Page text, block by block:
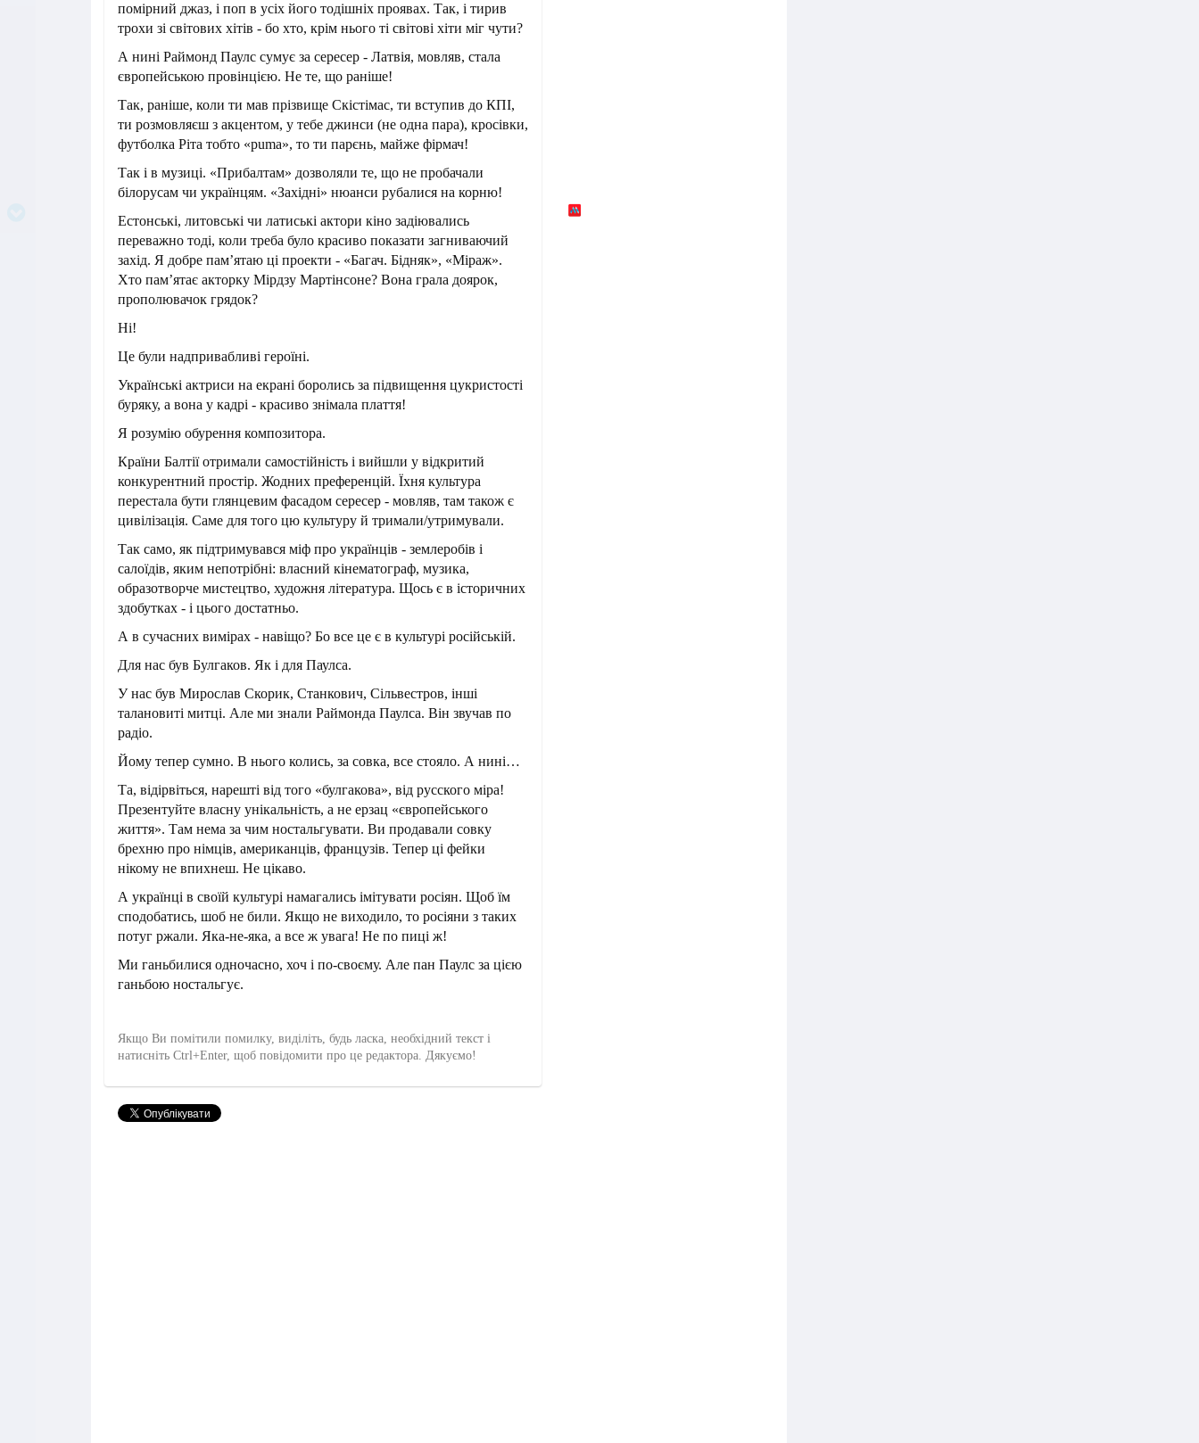
помірний джаз, і поп в усіх його тодішніх проявах. Так, і тирив
трохи зі світових хітів - бо хто, крім нього ті світові хіти міг чути?
А нині Раймонд Паулс сумує за сересер - Латвія, мовляв, стала
європейською провінцією. Не те, що раніше!
Так, раніше, коли ти мав прізвище Скістімас, ти вступив до КПІ,
ти розмовляєш з акцентом, у тебе джинси (не одна пара), кросівки,
футболка Ріта тобто «puma», то ти парєнь, майже фірмач!
Так і в музиці. «Прибалтам» дозволяли те, що не пробачали
білорусам чи українцям. «Західні» нюанси рубалися на корню!
Естонські, литовські чи латиські актори кіно задіювались
переважно тоді, коли треба було красиво показати загниваючий
захід. Я добре пам’ятаю ці проекти - «Багач. Бідняк», «Міраж».
Хто пам’ятає акторку Мірдзу Мартінсоне? Вона грала доярок,
прополювачок грядок?
Ні!
Це були надпривабливі героїні.
Українські актриси на екрані боролись за підвищення цукристості
буряку, а вона у кадрі - красиво знімала плаття!
Я розумію обурення композитора.
Країни Балтії отримали самостійність і вийшли у відкритий
конкурентний простір. Жодних преференцій. Їхня культура
перестала бути глянцевим фасадом сересер - мовляв, там також є
цивілізація. Саме для того цю культуру й тримали/утримували.
Так само, як підтримувався міф про українців - землеробів і
салоїдів, яким непотрібні: власний кінематограф, музика,
образотворче мистецтво, художня література. Щось є в історичних
здобутках - і цього достатньо.
А в сучасних вимірах - навіщо? Бо все це є в культурі російській.
Для нас був Булгаков. Як і для Паулса.
У нас був Мирослав Скорик, Станкович, Сільвестров, інші
талановиті митці. Але ми знали Раймонда Паулса. Він звучав по
радіо.
Йому тепер сумно. В нього колись, за совка, все стояло. А нині…
Та, відірвіться, нарешті від того «булгакова», від русского міра!
Презентуйте власну унікальність, а не ерзац «європейського
життя». Там нема за чим ностальгувати. Ви продавали совку
брехню про німців, американців, французів. Тепер ці фейки
нікому не впихнеш. Не цікаво.
А українці в своїй культурі намагались імітувати росіян. Щоб їм
сподобатись, шоб не били. Якщо не виходило, то росіяни з таких
потуг ржали. Яка-не-яка, а все ж увага! Не по пиці ж!
Ми ганьбилися одночасно, хоч і по-своєму. Але пан Паулс за цією
ганьбою ностальгує.
Якщо Ви помітили помилку, виділіть, будь ласка, необхідний текст і
натисніть Ctrl+Enter, щоб повідомити про це редактора. Дякуємо!